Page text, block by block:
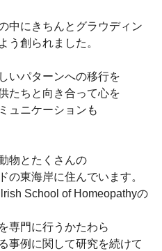
中にきちんとグラウディン
う創られました。
いパターンへの移行を
たちと向き合って心を
ュニケーションも
物とたくさんの
の東海岸に住んでいます。
School of Homeopathyの
専門に行うかたわら
事例に関して研究を続けて